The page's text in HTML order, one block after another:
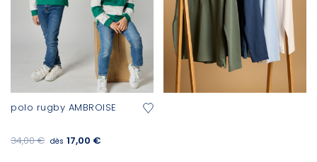
polo rugby AMBROISE
dès 17,00 €
34,00 €